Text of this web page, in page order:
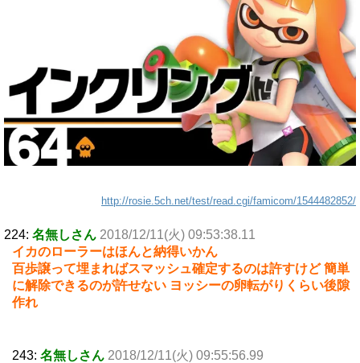
http://rosie.5ch.net/test/read.cgi/famicom/1544482852/
224: 名無しさん 2018/12/11(火) 09:53:38.11
イカのローラーはほんと納得いかん
百歩譲って埋まればスマッシュ確定するのは許すけど 簡単
に解除できるのが許せない ヨッシーの卵転がりくらい後隙
作れ
243: 名無しさん 2018/12/11(火) 09:55:56.99